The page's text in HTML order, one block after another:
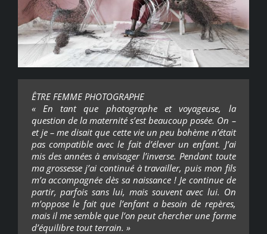
ÊTRE FEMME PHOTOGRAPHE
« En tant que photographe et voyageuse, la
question de la maternité s’est beaucoup posée. On –
et je – me disait que cette vie un peu bohème n’était
pas compatible avec le fait d’élever un enfant. J’ai
mis des années à envisager l’inverse. Pendant toute
ma grossesse j’ai continué à travailler, puis mon fils
m’a accompagnée dès sa naissance ! Je continue de
partir, parfois sans lui, mais souvent avec lui. On
m’oppose le fait que l’enfant a besoin de repères,
mais il me semble que l’on peut chercher une forme
d’équilibre tout terrain. »